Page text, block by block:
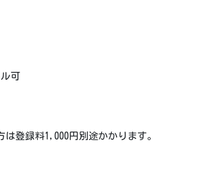
可
登録料1,000円別途かかります。